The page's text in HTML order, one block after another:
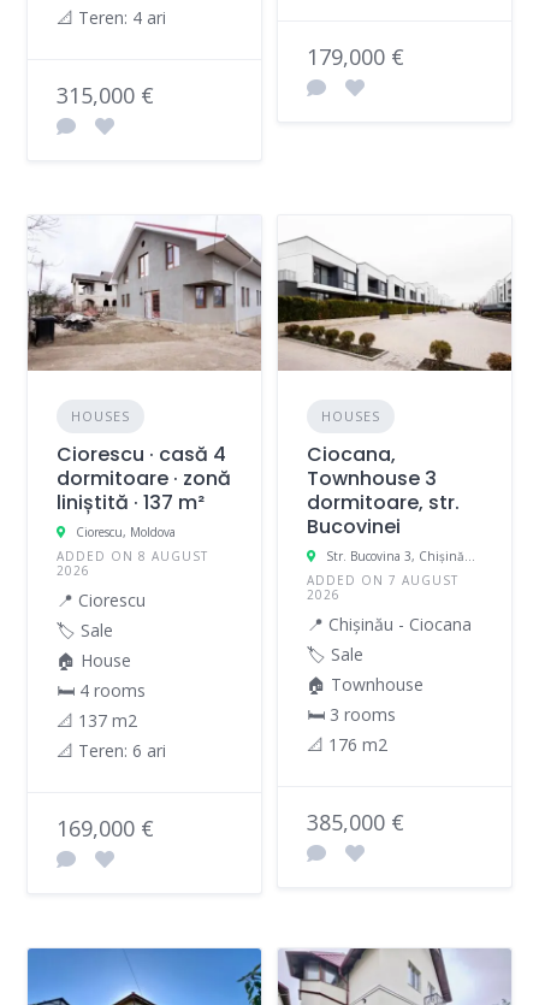
📐 Teren: 4 ari
315,000 €
179,000 €
HOUSES
Ciorescu · casă 4
dormitoare · zonă
liniștită · 137 m²
Ciorescu, Moldova
ADDED ON 8 AUGUST
2026
📍 Ciorescu
🏷️ Sale
🏠 House
🛏 4 rooms
📐 137 m2
📐 Teren: 6 ari
169,000 €
HOUSES
Ciocana,
Townhouse 3
dormitoare, str.
Bucovinei
Str. Bucovina 3, Chișinău, Moldova
ADDED ON 7 AUGUST
2026
📍 Chișinău - Ciocana
🏷️ Sale
🏠 Townhouse
🛏 3 rooms
📐 176 m2
385,000 €